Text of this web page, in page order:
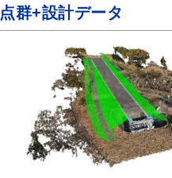
点群+設計データ